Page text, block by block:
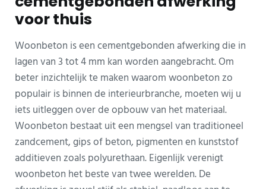
voor thuis
Woonbeton is een cementgebonden afwerking die in
lagen van 3 tot 4 mm kan worden aangebracht. Om
beter inzichtelijk te maken waarom woonbeton zo
populair is binnen de interieurbranche, moeten wij u
iets uitleggen over de opbouw van het materiaal.
Woonbeton bestaat uit een mengsel van traditioneel
zandcement, gips of beton, pigmenten en kunststof
additieven zoals polyurethaan. Eigenlijk verenigt
woonbeton het beste van twee werelden. De